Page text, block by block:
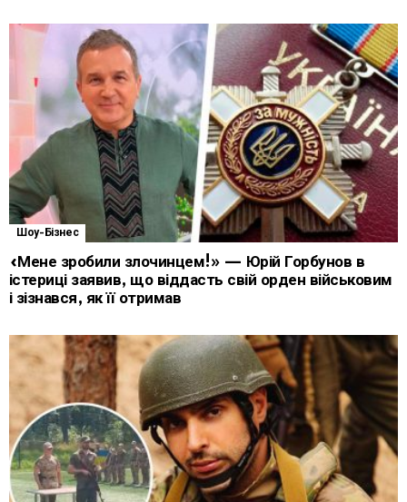
Шоу-Бізнес
«Мене зробили злочинцем!» — Юрій Горбунов в
істериці заявив, що віддасть свій орден військовим
і зізнався, як її отримав